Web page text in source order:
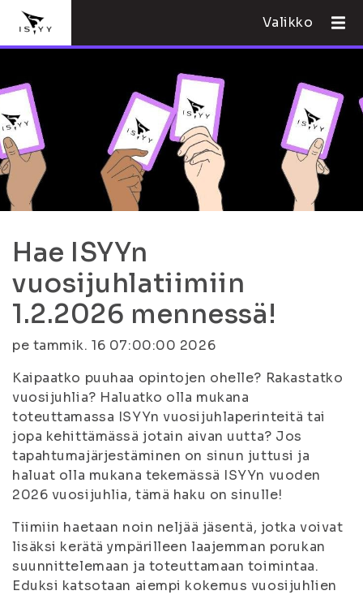
Valikko
Hae ISYYn
vuosijuhlatiimiin
1.2.2026 mennessä!
pe tammik. 16 07:00:00 2026
Kaipaatko puuhaa opintojen ohelle? Rakastatko
vuosijuhlia? Haluatko olla mukana
toteuttamassa ISYYn vuosijuhlaperinteitä tai
jopa kehittämässä jotain aivan uutta? Jos
tapahtumajärjestäminen on sinun juttusi ja
haluat olla mukana tekemässä ISYYn vuoden
2026 vuosijuhlia, tämä haku on sinulle!
Tiimiin haetaan noin neljää jäsentä, jotka voivat
lisäksi kerätä ympärilleen laajemman porukan
suunnittelemaan ja toteuttamaan toimintaa.
Eduksi katsotaan aiempi kokemus vuosijuhlien